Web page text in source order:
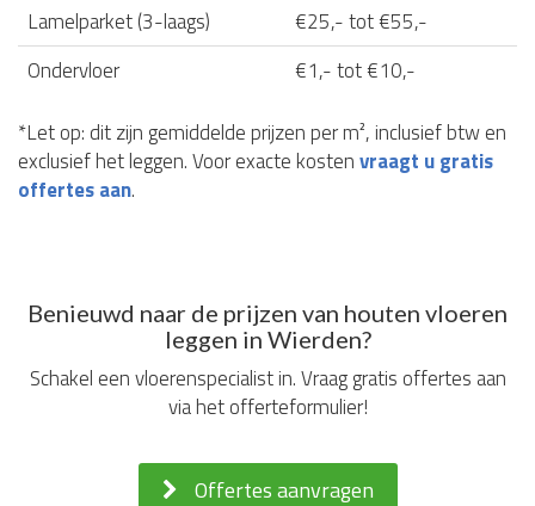
Lamelparket (3-laags)
€25,- tot €55,-
Ondervloer
€1,- tot €10,-
*Let op: dit zijn gemiddelde prijzen per m², inclusief btw en
exclusief het leggen. Voor exacte kostenvraagt u gratis
offertes aan.
Benieuwd naar de prijzen van houten vloeren
leggen in Wierden?
Schakel een vloerenspecialist in. Vraag gratis offertes aan
via het offerteformulier!
Offertes aanvragen